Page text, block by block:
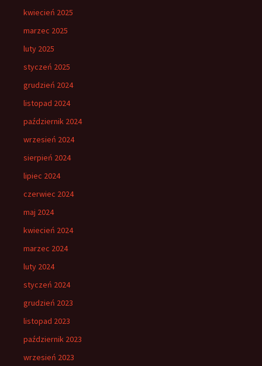
kwiecień 2025
marzec 2025
luty 2025
styczeń 2025
grudzień 2024
listopad 2024
październik 2024
wrzesień 2024
sierpień 2024
lipiec 2024
czerwiec 2024
maj 2024
kwiecień 2024
marzec 2024
luty 2024
styczeń 2024
grudzień 2023
listopad 2023
październik 2023
wrzesień 2023